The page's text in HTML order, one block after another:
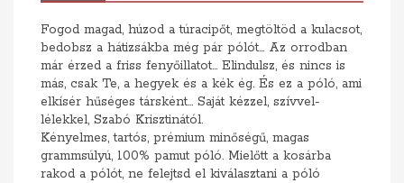
Fogod magad, húzod a túracipőt, megtöltöd a kulacsot,
bedobsz a hátizsákba még pár pólót... Az orrodban
már érzed a friss fenyőillatot... Elindulsz, és nincs is
más, csak Te, a hegyek és a kék ég. És ez a póló, ami
elkísér hűséges társként... Saját kézzel, szívvel-
lélekkel, Szabó Krisztinától.
Kényelmes, tartós, prémium minőségű, magas
grammsúlyú, 100% pamut póló. Mielőtt a kosárba
rakod a pólót, ne felejtsd el kiválasztani a póló